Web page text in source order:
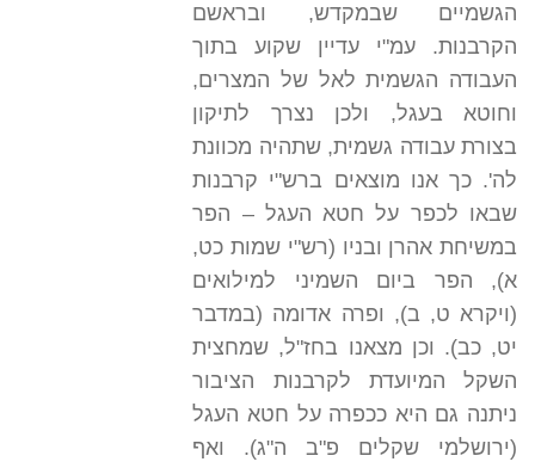
הגשמיים שבמקדש, ובראשם
הקרבנות. עמ"י עדיין שקוע בתוך
העבודה הגשמית לאל של המצרים,
וחוטא בעגל, ולכן נצרך לתיקון
בצורת עבודה גשמית, שתהיה מכוונת
לה'. כך אנו מוצאים ברש"י קרבנות
שבאו לכפר על חטא העגל – הפר
במשיחת אהרן ובניו (רש"י שמות כט,
א), הפר ביום השמיני למילואים
(ויקרא ט, ב), ופרה אדומה (במדבר
יט, כב). וכן מצאנו בחז"ל, שמחצית
השקל המיועדת לקרבנות הציבור
ניתנה גם היא ככפרה על חטא העגל
(ירושלמי שקלים פ"ב ה"ג). ואף